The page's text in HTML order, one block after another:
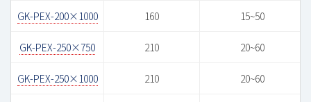
GK-PEX-200×1000 160 15~50
GK-PEX-250×750 210 20~60
GK-PEX-250×1000 210 20~60